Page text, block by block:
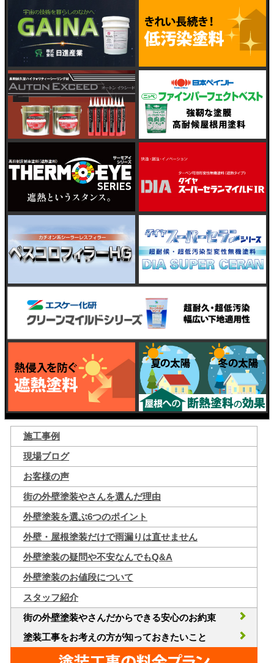
施工事例
現場ブログ
お客様の声
街の外壁塗装やさんを選んだ理由
外壁塗装を選ぶ6つのポイント
外壁・屋根塗装だけで雨漏りは直せません
外壁塗装の疑問や不安なんでもQ&A
外壁塗装のお値段について
スタッフ紹介
街の外壁塗装やさんだからできる安心のお約束
塗装工事をお考えの方が知っておきたいこと